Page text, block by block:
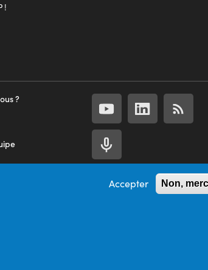
!
?
Accepter Non,